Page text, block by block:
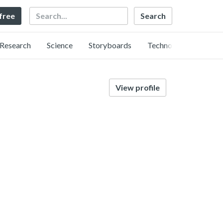
Search
Research Science Storyboards Technology
View profile